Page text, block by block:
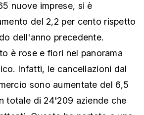
nuove imprese, si è
del 2,2 per cento rispetto
dell'anno precedente.
è rose e fiori nel panorama
Infatti, le cancellazioni dal
sono aumentate del 6,5
totale di 24'209 aziende che